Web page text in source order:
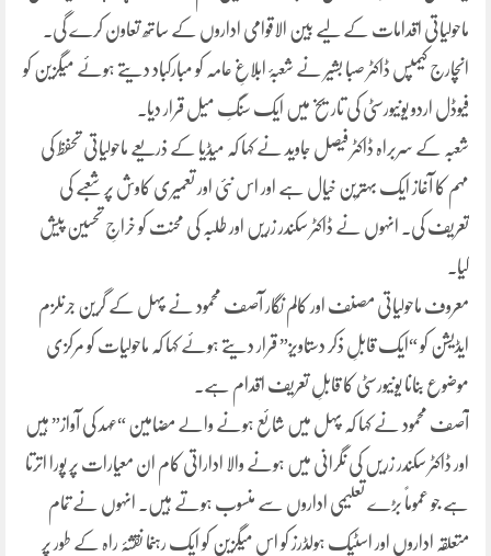
ماحولیاتی اقدامات کے لیے بین الاقوامی اداروں کے ساتھ تعاون کرے گی۔
انچارج کیمپس ڈاکٹر صبا بشیر نے شعبۂ ابلاغِ عامہ کو مبارکباد دیتے ہوئے میگزین کو
فیوڈل اردو یونیورسٹی کی تاریخ میں ایک سنگِ میل قرار دیا۔
شعبہ کے سربراہ ڈاکٹر فیصل جاوید نے کہا کہ میڈیا کے ذریعے ماحولیاتی تحفظ کی
مہم کا آغاز ایک بہترین خیال ہے اور اس نئی اور تعمیری کاوش پر شعبے کی
تعریف کی۔ انہوں نے ڈاکٹر سکندر زریں اور طلبہ کی محنت کو خراجِ تحسین پیش
کیا۔
معروف ماحولیاتی مصنف اور کالم نگار آصف محمود نے پہل کے گرین جرنلزم
ایڈیشن کو “ایک قابلِ ذکر دستاویز” قرار دیتے ہوئے کہا کہ ماحولیات کو مرکزی
موضوع بنانا یونیورسٹی کا قابلِ تعریف اقدام ہے۔
آصف محمود نے کہا کہ پہل میں شائع ہونے والے مضامین “عہد کی آواز” ہیں
اور ڈاکٹر سکندر زریں کی نگرانی میں ہونے والا اداراتی کام ان معیارات پر پورا اترتا
ہے جو عموماً بڑے تعلیمی اداروں سے منسوب ہوتے ہیں۔ انہوں نے تمام
متعلقہ اداروں اور اسٹیک ہولڈرز کو اس میگزین کو ایک رہنما نقشۂ راہ کے طور پر